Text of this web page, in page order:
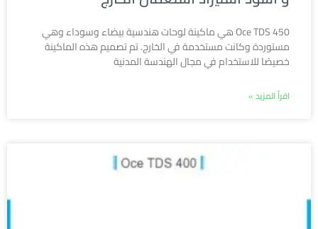
Oce TDS 450 هي ماكينة لوحات هندسية بيضاء وسوداء وهي
مستوردة وكانت مستخدمة في الخارج. تم تصميم هذه الماكينة
خصيصًا للاستخدام في مجال الهندسة المدنية
اقرأ المزيد »